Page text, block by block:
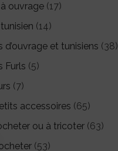
ouvrage (17)
(14)
d’ouvrage et tunisiens (38)
Furls (5)
(7)
accessoires (65)
ou à tricoter (63)
(53)